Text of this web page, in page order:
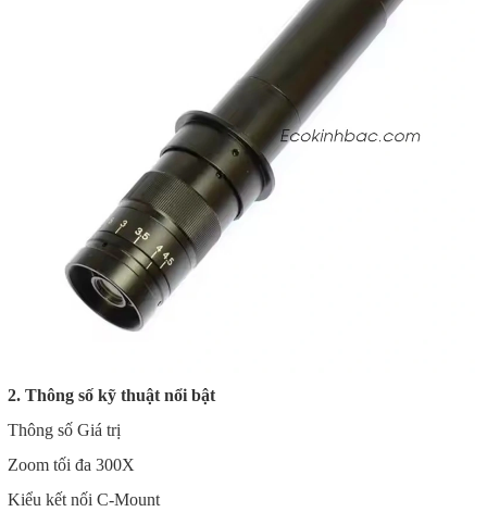
2. Thông số kỹ thuật nổi bật
Thông số Giá trị
Zoom tối đa 300X
Kiểu kết nối C-Mount